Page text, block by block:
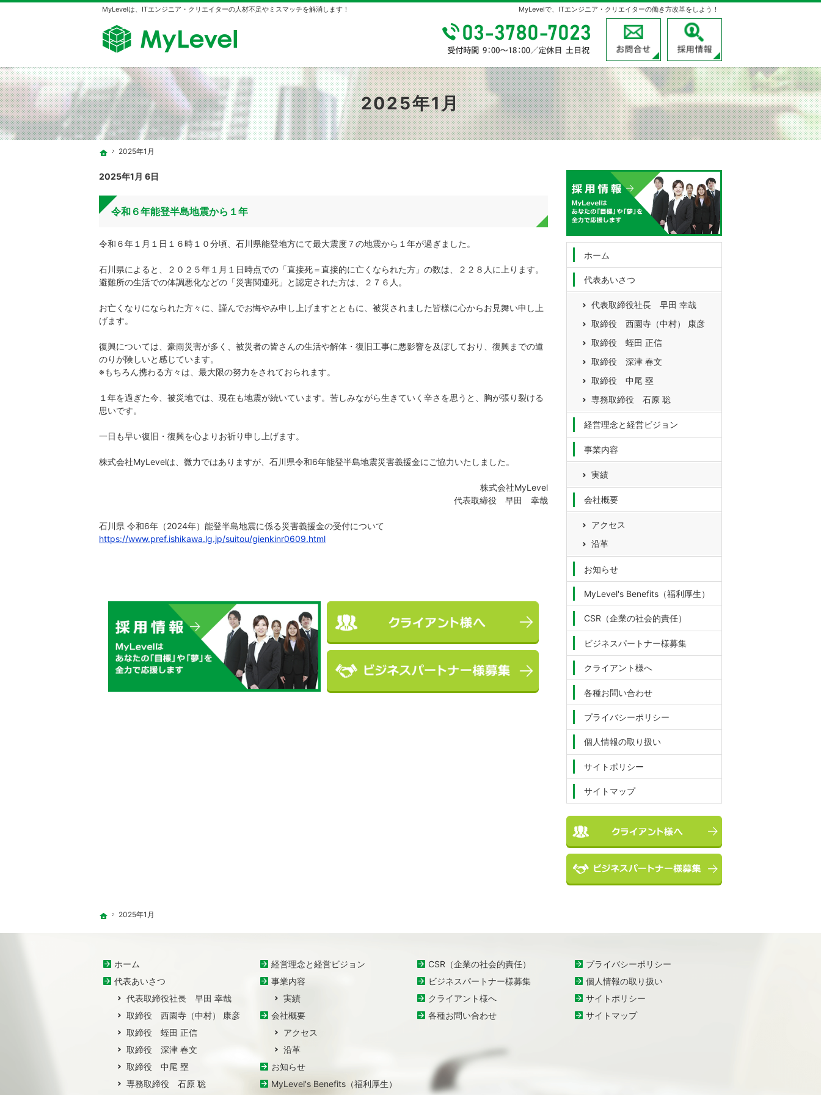
2025年1月
MyLevelで、ITエンジニア・クリエイターの働き方改革をしよう！
MyLevelは、ITエンジニア・クリエイターの人材不足やミスマッチを解消します！
ホーム
2025年1月
2025年1月 6日
令和６年能登半島地震から１年
令和６年１月１日１６時１０分頃、石川県能登地方にて最大震度７の地震から１年が過ぎました。
石川県によると、２０２５年１月１日時点での「直接死＝直接的に亡くなられた方」の数は、２２８人に上ります。
避難所の生活での体調悪化などの「災害関連死」と認定された方は、２７６人。
お亡くなりになられた方々に、謹んでお悔やみ申し上げますとともに、被災されました皆様に心からお見舞い申し上
げます。
復興については、豪雨災害が多く、被災者の皆さんの生活や解体・復旧工事に悪影響を及ぼしており、復興までの道
のりが険しいと感じています。
※もちろん携わる方々は、最大限の努力をされておられます。
１年を過ぎた今、被災地では、現在も地震が続いています。苦しみながら生きていく辛さを思うと、胸が張り裂ける
思いです。
一日も早い復旧・復興を心よりお祈り申し上げます。
株式会社MyLevelは、微力ではありますが、石川県令和6年能登半島地震災害義援金にご協力いたしました。
株式会社MyLevel
代表取締役 早田 幸哉
石川県 令和6年（2024年）能登半島地震に係る災害義援金の受付について
https://www.pref.ishikawa.lg.jp/suitou/gienkinr0609.html
ホーム
代表あいさつ
代表取締役社長 早田 幸哉
取締役 西園寺（中村） 康彦
取締役 蛭田 正信
取締役 深津 春文
取締役 中尾 塁
専務取締役 石原 聡
経営理念と経営ビジョン
事業内容
実績
会社概要
アクセス
沿革
お知らせ
MyLevel's Benefits（福利厚生）
CSR（企業の社会的責任）
ビジネスパートナー様募集
クライアント様へ
各種お問い合わせ
プライバシーポリシー
個人情報の取り扱い
サイトポリシー
サイトマップ
ホーム
2025年1月
03-3780-7023
受付時間
9:00～18:00
定休日
土日祝 お問合せ
ホーム
代表あいさつ
代表取締役社長 早田 幸哉
取締役 西園寺（中村） 康彦
取締役 蛭田 正信
取締役 深津 春文
取締役 中尾 塁
専務取締役 石原 聡
経営理念と経営ビジョン
事業内容
実績
会社概要
アクセス
沿革
お知らせ
MyLevel's Benefits（福利厚生）
CSR（企業の社会的責任）
ビジネスパートナー様募集
クライアント様へ
各種お問い合わせ
プライバシーポリシー
個人情報の取り扱い
サイトポリシー
サイトマップ